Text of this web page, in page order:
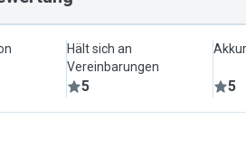
Hält sich an
Vereinbarungen
5 5